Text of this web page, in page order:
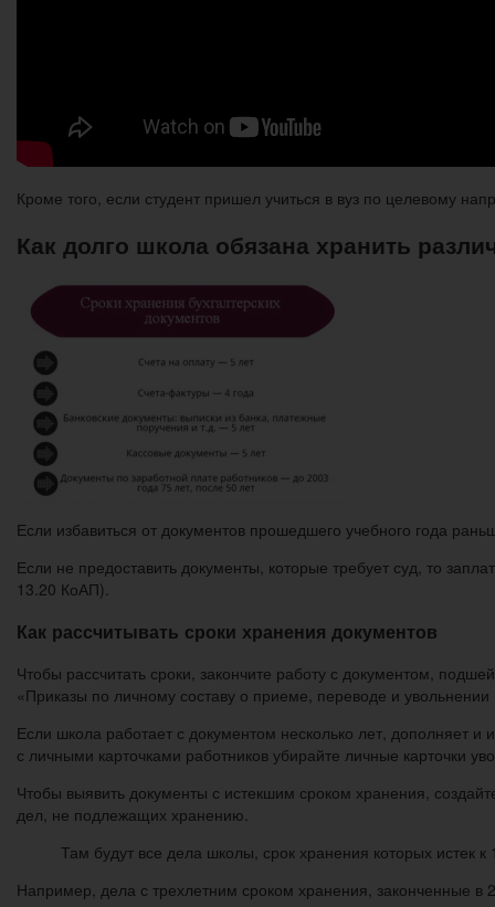
Кроме того, если студент пришел учиться в вуз по целевому
Как долго школа обязана хранить
Если избавиться от документов прошедшего учебного года
Если не предоставить документы, которые требует суд, то
13.20 КоАП).
Как рассчитывать сроки хранения документов
Чтобы рассчитать сроки, закончите работу с документом,
«Приказы по личному составу о приеме, переводе и
Если школа работает с документом несколько лет, дополняет и
с личными карточками работников убирайте личные карточки
Чтобы выявить документы с истекшим сроком хранения,
дел, не подлежащих хранению.
Там будут все дела школы, срок хранения которых истек к
Например, дела с трехлетним сроком хранения, законченные в